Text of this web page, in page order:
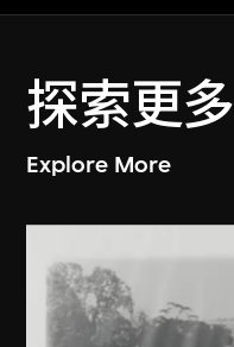
探索更多
Explore More